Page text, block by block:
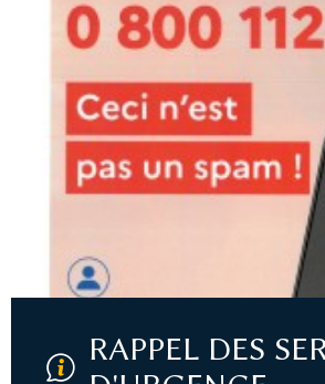
RAPPEL DES